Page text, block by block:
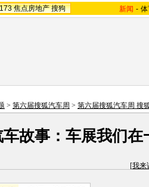
焦点房地产 搜狗 新闻 -
> 第六届搜狐汽车周 > 第六届搜狐汽车周 搜
故事：车展我们在
[我来